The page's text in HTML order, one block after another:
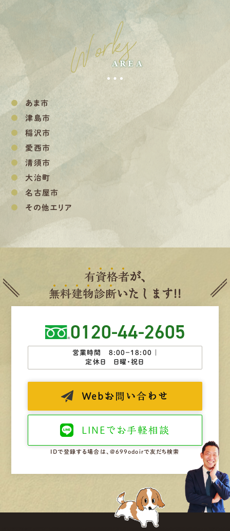
Works
AREA
あま市
津島市
稲沢市
愛西市
清須市
大治町
名古屋市
その他エリア
有資格者が、
無料建物診断いたします!!
0120-44-2605
営業時間 8:00−18:00 ｜
定休日 日曜・祝日
Web お問い合わせ
LINEで お手軽相談
IDで登録する場合は、@699odoirで友だち検索